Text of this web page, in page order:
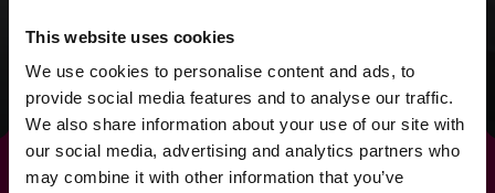
This website uses cookies
We use cookies to personalise content and ads, to
provide social media features and to analyse our traffic.
We also share information about your use of our site with
our social media, advertising and analytics partners who
may combine it with other information that you’ve
Lees getuigenis